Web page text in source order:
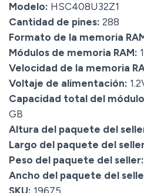
Modelo: HSC408U32Z1
Cantidad de pines: 288
Formato de la memoria
Módulos de memoria RAM: 1
Velocidad de la memoria
Voltaje de alimentación:
Capacidad total del
GB
Altura del paquete del
Largo del paquete del
Peso del paquete del seller:
Ancho del paquete del